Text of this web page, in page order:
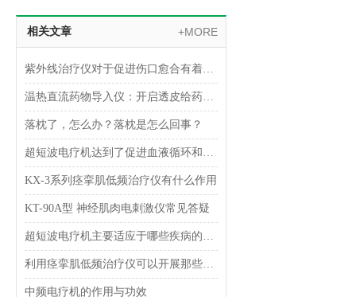
相关文章 +MORE
紫外线治疗仪对于促进伤口愈合有着重要作用
温热直流药物导入仪：开启透皮给药的精准之门
落枕了，怎么办？落枕是怎么回事？
超短波电疗机达到了促进血液循环和修复，增强机体免疫力的治疗目的
KX-3系列痉挛肌低频治疗仪有什么作用
KT-90A型 神经肌肉电刺激仪常见答疑
超短波电疗机主要适应于哪些疾病的治疗？
利用痉挛肌低频治疗仪可以开展那些治疗
中频电疗机的作用与功效